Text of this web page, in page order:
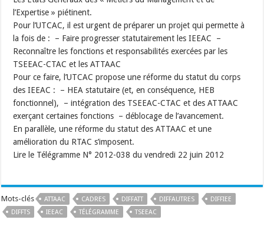
l’Expertise » piétinent.
Pour l’UTCAC, il est urgent de préparer un projet qui permette à
la fois de : – Faire progresser statutairement les IEEAC –
Reconnaître les fonctions et responsabilités exercées par les
TSEEAC-CTAC et les ATTAAC
Pour ce faire, l’UTCAC propose une réforme du statut du corps
des IEEAC : – HEA statutaire (et, en conséquence, HEB
fonctionnel), – intégration des TSEEAC-CTAC et des ATTAAC
exerçant certaines fonctions – déblocage de l’avancement.
En parallèle, une réforme du statut des ATTAAC et une
amélioration du RTAC s’imposent.
Lire le Télégramme N° 2012-038 du vendredi 22 juin 2012
Mots-clés ATTAAC CADRES DIFFATT DIFFAUTRES
DIFFIEE
DIFFTS
IEEAC TÉLÉGRAMME TSEEAC